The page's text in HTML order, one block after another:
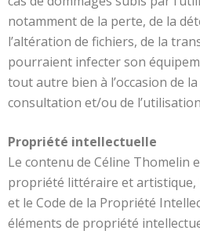
notamment de la perte, de la
l’altération de fichiers, de la
pourraient infecter son
tout autre bien à l’occasion de
consultation et/ou de
Propriété intellectuelle
Le contenu de Céline Thomelin
propriété littéraire et artistique,
et le Code de la Propriété
éléments de propriété